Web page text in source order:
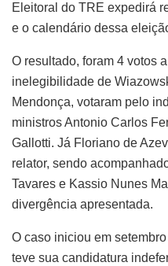
Eleitoral do TRE expedirá
e o calendário dessa
O resultado, foram 4 votos
inelegibilidade de
Mendonça, votaram pelo
ministros Antonio Carlos
Gallotti. Já Floriano de
relator, sendo
Tavares e Kassio Nunes
divergência apresentada.
O caso iniciou em
teve sua candidatura